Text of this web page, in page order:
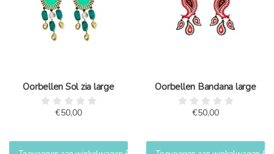
Oorbellen Sol zia large
€50,00
Oorbellen Bandana large
€50,00